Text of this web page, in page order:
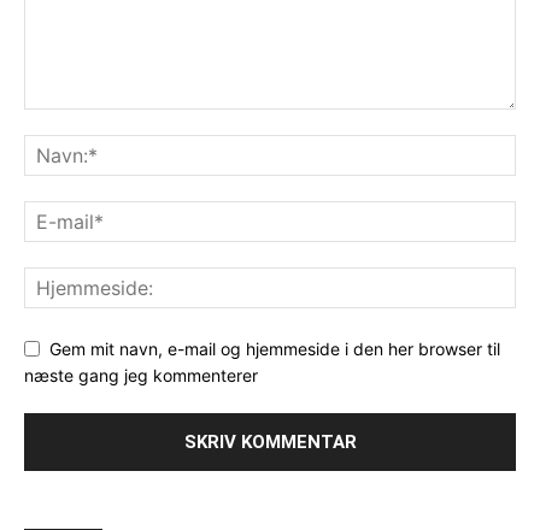
Gem mit navn, e-mail og hjemmeside i den her browser til
næste gang jeg kommenterer